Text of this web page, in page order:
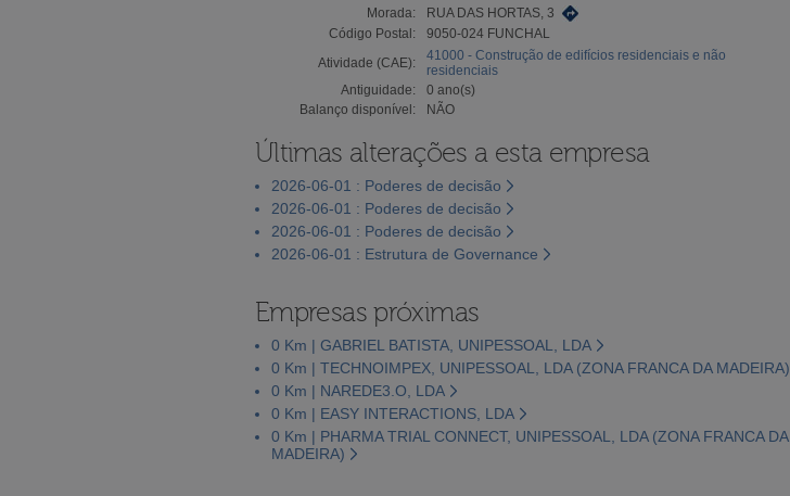
Morada:
RUA DAS HORTAS, 3
Código Postal:
9050-024 FUNCHAL
Atividade (CAE):
41000 - Construção de edifícios residenciais e não
residenciais
Antiguidade:
0 ano(s)
Balanço disponível:
NÃO
Últimas alterações a esta empresa
2026-06-01 : Poderes de decisão
2026-06-01 : Poderes de decisão
2026-06-01 : Poderes de decisão
2026-06-01 : Estrutura de Governance
Empresas próximas
0 Km | GABRIEL BATISTA, UNIPESSOAL, LDA
0 Km | TECHNOIMPEX, UNIPESSOAL, LDA (ZONA FRANCA DA MADEIRA)
0 Km | NAREDE3.O, LDA
0 Km | EASY INTERACTIONS, LDA
0 Km | PHARMA TRIAL CONNECT, UNIPESSOAL, LDA (ZONA FRANCA DA
MADEIRA)